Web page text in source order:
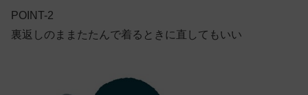
POINT-2
裏返しのままたたんで着るときに直してもいい